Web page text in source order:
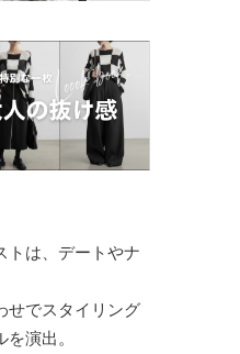
トは、デートやナ
せでスタイリング
演出。